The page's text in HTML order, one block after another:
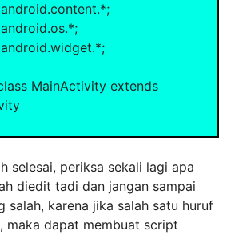
MainActivity extends
selesai, periksa sekali lagi apa
diedit tadi dan jangan sampai
salah, karena jika salah satu huruf
maka dapat membuat script